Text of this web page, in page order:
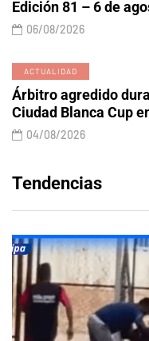
Edición 81 – 6 de
06/08/2026
ACTUALIDAD
Árbitro agredido
Ciudad Blanca Cup
04/08/2026
Tendencias